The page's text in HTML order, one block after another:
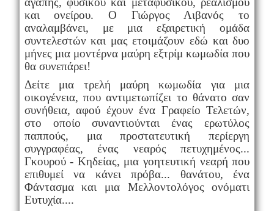
και ονείρου. Ο Γιώργος Λιβανός το
αναλαμβάνει, με μια εξαιρετική ομάδα
συντελεστών και μας ετοιμάζουν εδώ και δυο
μήνες μια μοντέρνα μαύρη εξτρίμ κωμωδία που
θα συνεπάρει!
Δείτε μια τρελή μαύρη κωμωδία για μια
οικογένεια, που αντιμετωπίζει το θάνατο σαν
συνήθεια, αφού έχουν ένα Γραφείο Τελετών,
στο οποίο συναντιούνται ένας ερωτύλος
παππούς, μια προστατευτική περίεργη
συγγραφέας, ένας νεαρός πετυχημένος...
Γκουρού - Κηδείας, μια γοητευτική νεαρή που
επιθυμεί να κάνει πρόβα... θανάτου, ένα
Φάντασμα και μια Μελλοντολόγος ονόματι
Ευτυχία....